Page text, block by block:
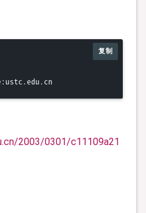
复制
2003/0301/c11109a21